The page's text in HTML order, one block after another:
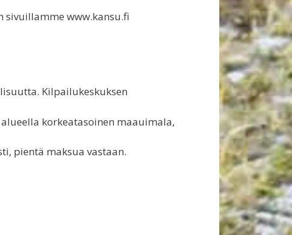
www.kansu.fi
Kilpailukeskuksen
korkeatasoinen maauimala,
pientä maksua vastaan.